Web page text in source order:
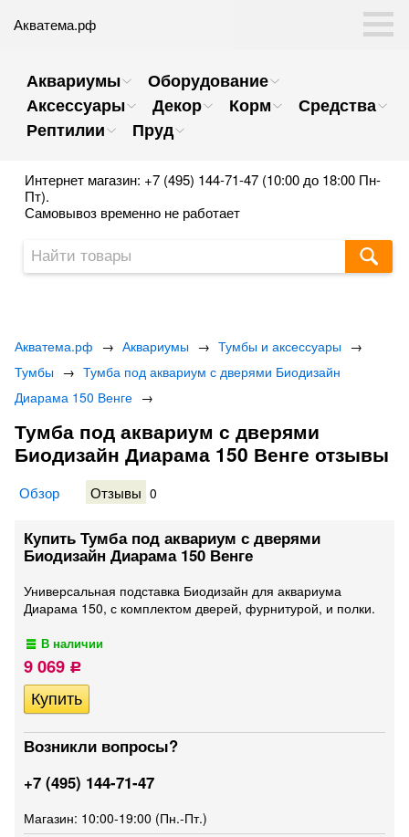
Акватема.рф
Аквариумы
Оборудование
Аксессуары
Декор Корм
Средства
Рептилии
Пруд
Интернет магазин: +7 (495) 144-71-47 (10:00 до 18:00 Пн-
Пт).
Самовывоз временно не работает
Акватема.рф → Аквариумы → Тумбы и аксессуары →
Тумбы → Тумба под аквариум с дверями Биодизайн
Диарама 150 Венге →
Тумба под аквариум с дверями
Биодизайн Диарама 150 Венге отзывы
Обзор Отзывы 0
Купить Тумба под аквариум с дверями
Биодизайн Диарама 150 Венге
Универсальная подставка Биодизайн для аквариума
Диарама 150, с комплектом дверей, фурнитурой, и полки.
В наличии
9 069 Р
Возникли вопросы?
+7 (495) 144-71-47
Магазин: 10:00-19:00 (Пн.-Пт.)